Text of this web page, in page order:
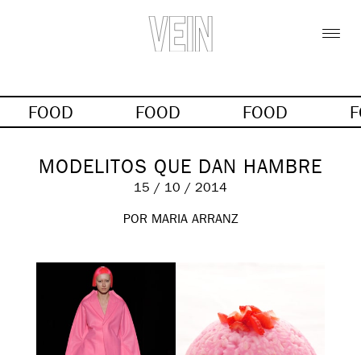
FOOD FOOD FOOD
MODELITOS QUE DAN HAMBRE
15 / 10 / 2014
POR MARIA ARRANZ